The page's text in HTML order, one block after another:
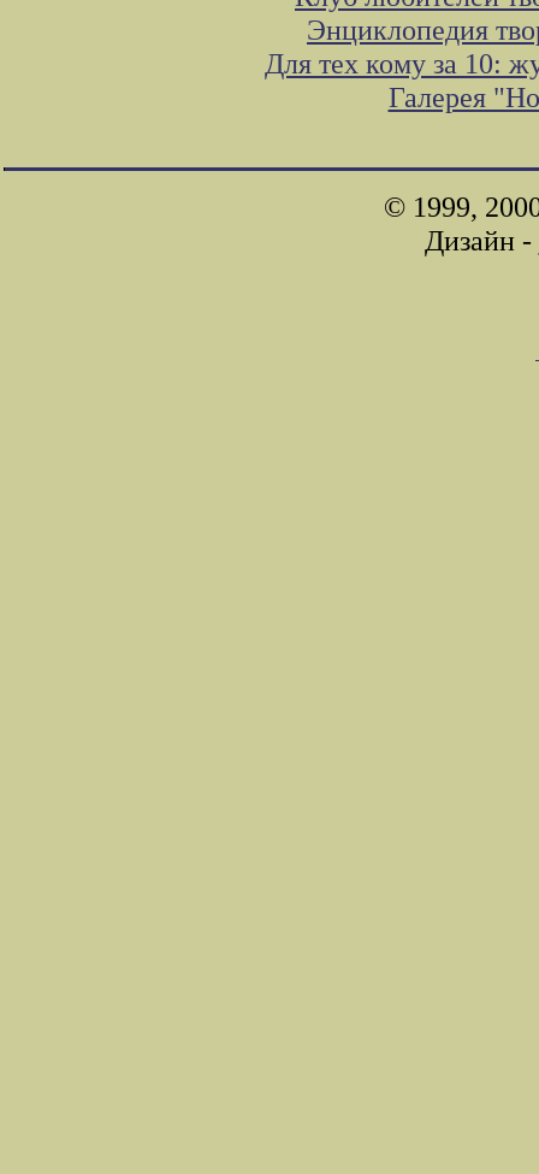
Энциклопедия
Для тех кому за 10:
Галерея
© 1999,
Дизайн -